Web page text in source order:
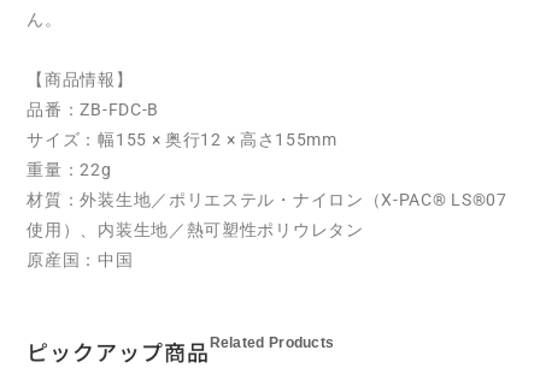
ん。
【商品情報】
品番：ZB-FDC-B
サイズ：幅155 × 奥行12 × 高さ155mm
重量：22g
材質：外装生地／ポリエステル・ナイロン（X-PAC® LS®07
使用）、内装生地／熱可塑性ポリウレタン
原産国：中国
ピックアップ商品Related Products